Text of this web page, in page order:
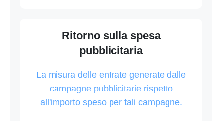
Ritorno sulla spesa
pubblicitaria
La misura delle entrate generate dalle
campagne pubblicitarie rispetto
all'importo speso per tali campagne.